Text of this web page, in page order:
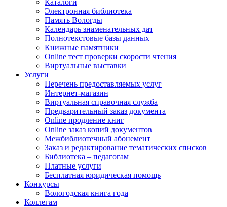
Каталоги
Электронная библиотека
Память Вологды
Календарь знаменательных дат
Полнотекстовые базы данных
Книжные памятники
Online тест проверки скорости чтения
Виртуальные выставки
Услуги
Перечень предоставляемых услуг
Интернет-магазин
Виртуальная справочная служба
Предварительный заказ документа
Online продление книг
Online заказ копий документов
Межбиблиотечный абонемент
Заказ и редактирование тематических списков
Библиотека – педагогам
Платные услуги
Бесплатная юридическая помощь
Конкурсы
Вологодская книга года
Коллегам